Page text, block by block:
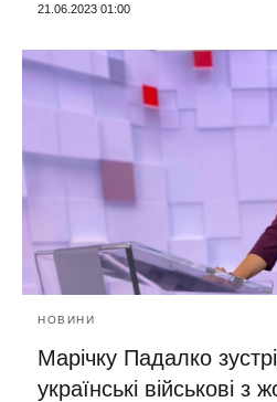
21.06.2023 01:00
НОВИНИ
Марічку Падалко
українські військові з